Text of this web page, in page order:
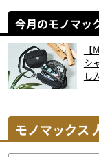
今月のモノマッ
シ
し
モノマックス